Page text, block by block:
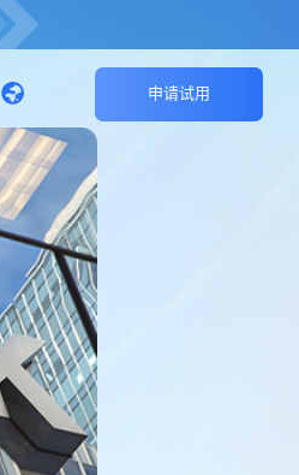
申请试用